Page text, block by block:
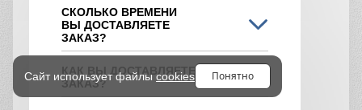
СКОЛЬКО ВРЕМЕНИ
ВЫ ДОСТАВЛЯЕТЕ
ЗАКАЗ?
КАК ВЫ ДОСТАВЛЯЕТЕ
ЗАКАЗ?
Сайт использует файлыcookies Понятно